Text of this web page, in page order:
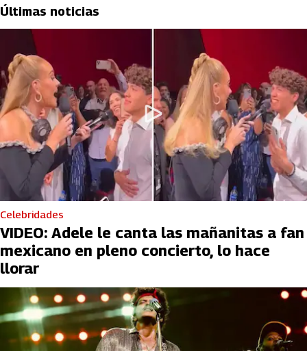
Últimas noticias
Celebridades
VIDEO: Adele le canta las mañanitas a fan
mexicano en pleno concierto, lo hace
llorar